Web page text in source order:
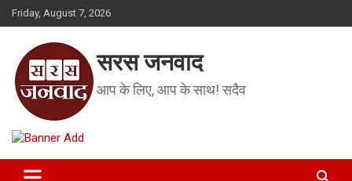
Skip
to
Friday, August 7, 2026
सरस जनवाद
आप के लिए, आप के साथ! सदैव